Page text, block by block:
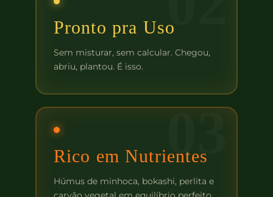
Pronto pra Uso
Sem misturar, sem calcular. Chegou,
abriu, plantou. É isso.
03
Rico em Nutrientes
Húmus de minhoca, bokashi, perlita e